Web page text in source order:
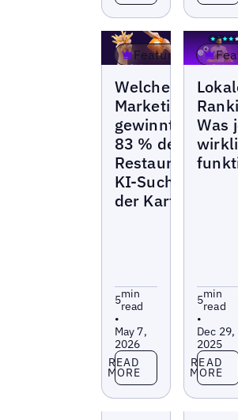
Featured
Welche QSR-
gewinnt, wenn
83 % der
Restaurants in
KI-Suche nicht
der Karte stehen?
5min
read
•
May 7,
2026
Read more
READ
MORE
Was
5min
read
•
Dec 29,
2025
Read
READ
MORE